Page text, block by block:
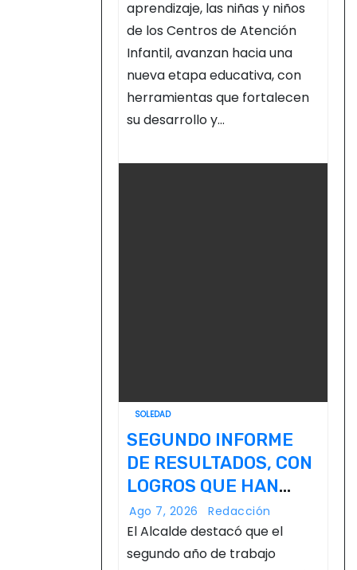
“CAPULLITOS 1 Y 2”
aprendizaje, las niñas y niños
de los Centros de Atención
Infantil, avanzan hacia una
nueva etapa educativa, con
herramientas que fortalecen
su desarrollo y…
SOLEDAD
SEGUNDO INFORME
DE RESULTADOS, CON
LOGROS QUE HAN
TRANSFORMADO LA
VIDA DE LOS
SOLEDENSES: JUAN
Ago 7, 2026 Redacción
El Alcalde destacó que el
segundo año de trabajo